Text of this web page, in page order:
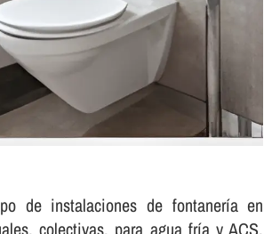
de instalaciones de fontanerí­a en
colectivas, para agua frí­a y ACS,